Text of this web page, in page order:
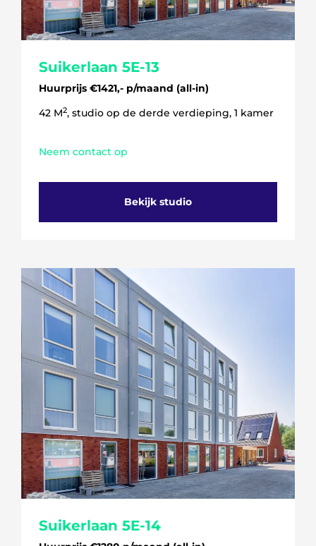
Suikerlaan 5E-13
Huurprijs €1421,- p/maand (all-in)
42 M2, studio op de derde verdieping, 1 kamer
Neem contact op
Bekijk studio
Suikerlaan 5E-14